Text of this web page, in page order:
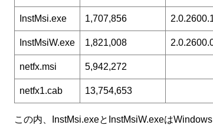
InstMsi.exe 1,707,856
InstMsiW.exe 1,821,008
netfx.msi 5,942,272
netfx1.cab 13,754,653
この内、InstMsi.exeとInstMsiW.exeは